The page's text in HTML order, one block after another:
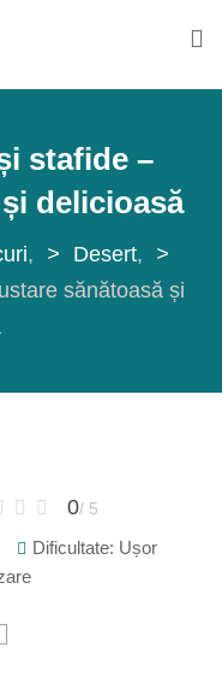
stafide –
delicioasă
> Desert
>
sănătoasă și
0/ 5
Dificultate: Ușor